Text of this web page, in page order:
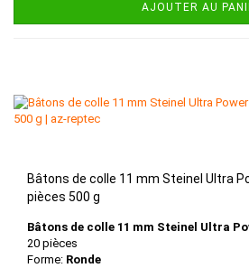
AJOUTER AU
Bâtons de colle 11 mm Steinel Ultra
pièces 500 g
Bâtons de colle 11 mm Steinel Ultra
20 pièces
Forme: Ronde